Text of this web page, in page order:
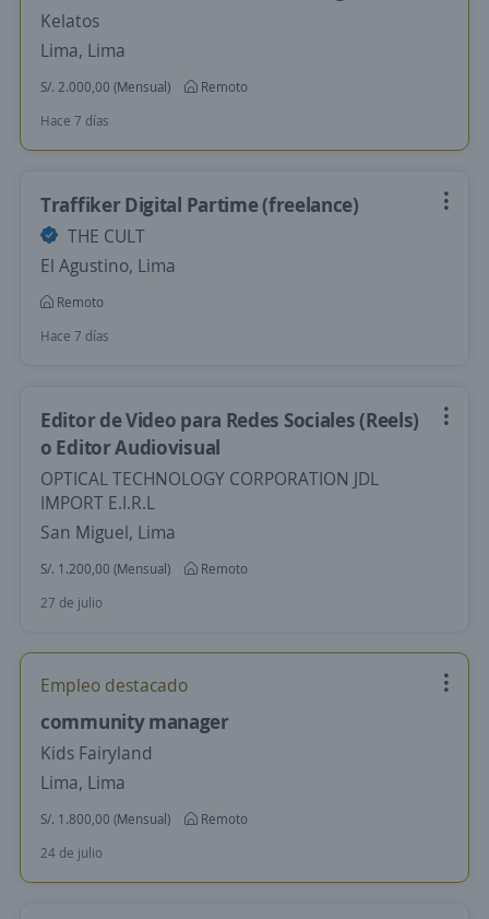
Kelatos
Lima, Lima
S/. 2.000,00 (Mensual)
Remoto
Hace 7 días
Traffiker Digital Partime (freelance)
THE CULT
El Agustino, Lima
Remoto
Hace 7 días
Editor de Video para Redes Sociales (Reels)
o Editor Audiovisual
OPTICAL TECHNOLOGY CORPORATION JDL
IMPORT E.I.R.L
San Miguel, Lima
S/. 1.200,00 (Mensual)
Remoto
27 de julio
Empleo destacado
community manager
Kids Fairyland
Lima, Lima
S/. 1.800,00 (Mensual)
Remoto
24 de julio